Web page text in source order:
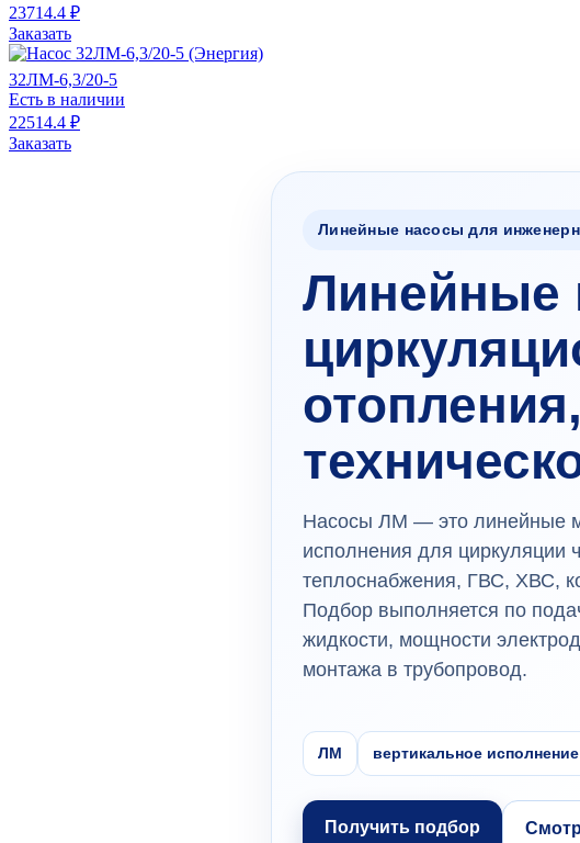
23714.4 ₽
Заказать
32ЛМ-6,3/20-5
Есть в наличии
22514.4 ₽
Заказать
Линейные насосы для
Линейные
Насосы ЛМ — это линейные
исполнения для циркуляции
теплоснабжения, ГВС, ХВС,
Подбор выполняется по
жидкости, мощности
монтажа в трубопровод.
ЛМ вертикальное исполнение
Получить подбор